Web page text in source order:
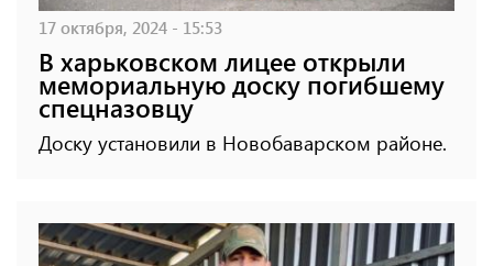
17 октября, 2024 - 15:53
В харьковском лицее открыли
мемориальную доску погибшему
спецназовцу
Доску установили в Новобаварском районе.